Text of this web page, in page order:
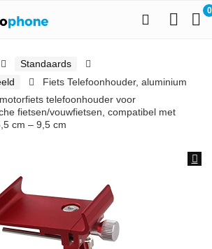
0
Standaards
Fiets Telefoonhouder, aluminium
telefoonhouder voor
fietsen/vouwfietsen, compatibel met
cm – 9,5 cm